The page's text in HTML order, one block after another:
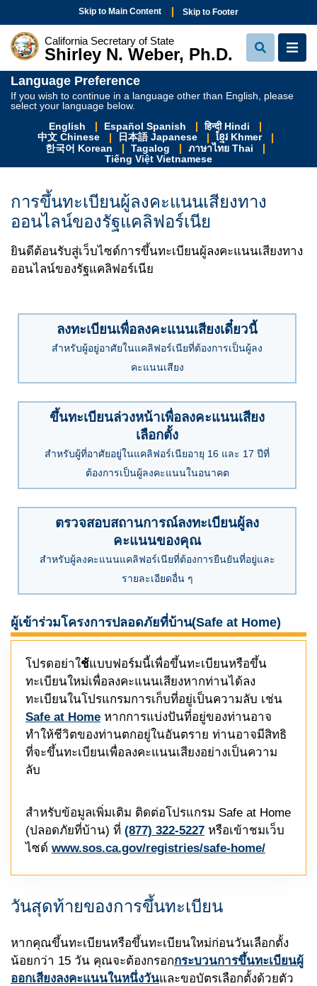
Skip to Main Content Skip to Footer
California Secretary of State
Shirley N. Weber, Ph.D. View
Language Preference
If you wish to continue in a language other than English, please
select your language below.
English
Español Spanish
हिन्दी Hindi
中文 Chinese
日本語 Japanese
ខ្មែរ Khmer
한국어 Korean
Tagalog
ภาษาไทย Thai
Tiếng Việt Vietnamese
การขึ้นทะเบียนผู้ลงคะแนนเสียงทาง
ออนไลน์ของรัฐแคลิฟอร์เนีย
ยินดีต้อนรับสู่เว็บไซด์การขึ้นทะเบียนผู้ลงคะแนนเสียงทาง
ออนไลน์ของรัฐแคลิฟอร์เนีย
ลงทะเบียนเพื่อลงคะแนนเสียงเดี๋ยวนี้
สำหรับผู้อยู่อาศัยในแคลิฟอร์เนียที่ต้องการเป็นผู้ลง
คะแนนเสียง
ขึ้นทะเบียนล่วงหน้าเพื่อลงคะแนนเสียง
เลือกตั้ง
สำหรับผู้ที่อาศัยอยู่ในแคลิฟอร์เนียอายุ 16 และ 17 ปีที่
ต้องการเป็นผู้ลงคะแนนในอนาคต
ตรวจสอบสถานการณ์ลงทะเบียนผู้ลง
คะแนนของคุณ
สำหรับผู้ลงคะแนนแคลิฟอร์เนียที่ต้องการยืนยันที่อยู่และ
รายละเอียดอื่น ๆ
ผู้เข้าร่วมโครงการปลอดภัยที่บ้าน(Safe at Home)
โปรดอย่าใช้แบบฟอร์มนี้เพื่อขึ้นทะเบียนหรือขึ้น
ทะเบียนใหม่เพื่อลงคะแนนเสียงหากท่านได้ลง
ทะเบียนในโปรแกรมการเก็บที่อยู่เป็นความลับ เช่น
Safe at Home หากการแบ่งปันที่อยู่ของท่านอาจ
ทำให้ชีวิตของท่านตกอยู่ในอันตราย ท่านอาจมีสิทธิ
ที่จะขึ้นทะเบียนเพื่อลงคะแนนเสียงอย่างเป็นความ
ลับ
สำหรับข้อมูลเพิ่มเติม ติดต่อโปรแกรม Safe at Home
(ปลอดภัยที่บ้าน) ที่ (877) 322-5227 หรือเข้าชมเว็บ
ไซด์ www.sos.ca.gov/registries/safe-home/
วันสุดท้ายของการขึ้นทะเบียน
หากคุณขึ้นทะเบียนหรือขึ้นทะเบียนใหม่ก่อนวันเลือกตั้ง
น้อยกว่า 15 วัน คุณจะต้องกรอกกระบวนการขึ้นทะเบียนผู้
ออกเสียงลงคะแนนในหนึ่งวันและขอบัตรเลือกตั้งด้วยตัว